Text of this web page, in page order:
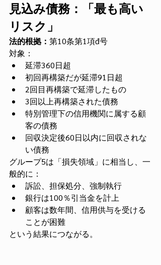
見込み債務：「最も高い
リスク」
法的根拠： 第10条第1項đ号
対象：
延滞360日超
初回再構築だが延滞91日超
2回目再構築で延滞したもの
3回以上再構築された債務
特別管理下の信用機関に属する顧
客の債務
回収決定後60日以内に回収されな
い債務
グループ5は「損失領域」に相当し、一
般的に：
訴訟、担保処分、強制執行
銀行は100％引当金を計上
顧客は数年間、信用供与を受ける
ことが困難
という結果につながる。